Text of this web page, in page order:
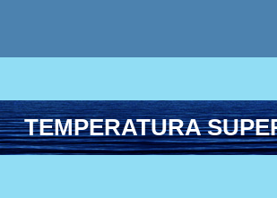
TEMPERATURA